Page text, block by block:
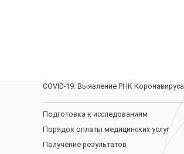
COVID-19: Выявление РНК Коронавируса
Подготовка к исследованиям
Порядок оплаты медицинских услуг
Получение результатов